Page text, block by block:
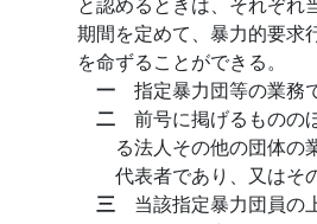
期間を定めて、暴力的要求
を命ずることができる。
一 指定暴力団等の業
二 前号に掲げるものの
る法人その他の団体
代表者であり、又はそ
三 当該指定暴力団員の